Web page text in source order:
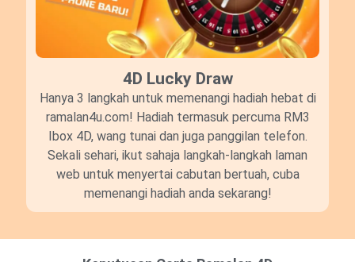
4D Lucky Draw​
Hanya 3 langkah untuk memenangi hadiah hebat di
ramalan4u.com! Hadiah termasuk percuma RM3
Ibox 4D, wang tunai dan juga panggilan telefon.
Sekali sehari, ikut sahaja langkah-langkah laman
web untuk menyertai cabutan bertuah, cuba
memenangi hadiah anda sekarang!